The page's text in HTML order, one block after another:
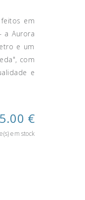
em
a Aurora
e um
com
e
€
em stock